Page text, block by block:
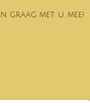
graag met u mee!